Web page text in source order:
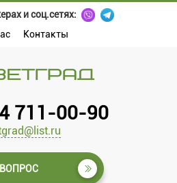
и соц.сетях:
Контакты
711-00-90